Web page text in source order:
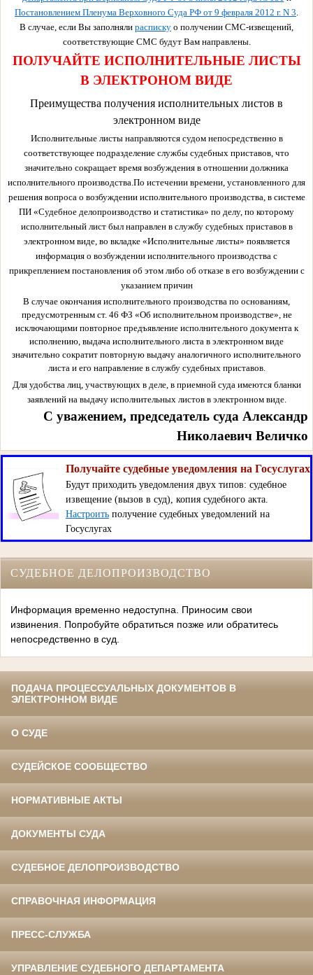
Постановлением Пленума Верховного Суда РФ от 9 февраля 2012 г. N 3
В случае, если Вы заполняли расписку о получении СМС-извещений,
соответствующие СМС будут Вам направлены.
ПОЛУЧАЙТЕ ИСПОЛНИТЕЛЬНЫЕ ЛИСТЫ
В ЭЛЕКТРОНОМ ВИДЕ
Преимущества получения исполнительных листов в
электронном виде
Исполнительные листы направляются судом непосредственно в
соответствующее подразделение службы судебных приставов, что
значительно сокращает время возбуждения в отношении должника
исполнительного производства.По истечении времени, установленного для
решения вопроса о возбуждении исполнительного производства, в системе
ПИ «Судебное делопроизводство и статистика» по делу, по которому
исполнительный лист был направлен в службу судебных приставов в
электронном виде, во вкладке «Исполнительные листы» появляется
информация о возбуждении исполнительного производства с
прикреплением постановления об этом либо об отказе в его возбуждении с
указанием причин
В случае окончания исполнительного производства по основаниям,
предусмотренным ст. 46 ФЗ «Об исполнительном производстве», не
исключающими повторное предъявление исполнительного документа к
исполнению, выдача исполнительного листа в электронном виде
значительно сократит повторную выдачу аналогичного исполнительного
листа и его направление в службу судебных приставов.
Для удобства лиц, участвующих в деле, в приемной суда имеются бланки
заявлений на выдачу исполнительных листов в электронном виде.
С уважением, председатель суда Александр
Николаевич Величко
Получайте судебные уведомления на Госуслугах
Будут приходить уведомления двух типов: судебное
извещение (вызов в суд), копия судебного акта.
Настроитьполучение судебных уведомлений на
Госуслугах
СУДЕБНОЕ ДЕЛОПРОИЗВОДСТВО
Информация временно недоступна. Приносим свои
извинения. Попробуйте обратиться позже или обратитесь
непосредственно в суд.
ПОДАЧА ПРОЦЕССУАЛЬНЫХ ДОКУМЕНТОВ В
ЭЛЕКТРОННОМ ВИДЕ
О СУДЕ
СУДЕЙСКОЕ СООБЩЕСТВО
НОРМАТИВНЫЕ АКТЫ
ДОКУМЕНТЫ СУДА
СУДЕБНОЕ ДЕЛОПРОИЗВОДСТВО
СПРАВОЧНАЯ ИНФОРМАЦИЯ
ПРЕСС-СЛУЖБА
УПРАВЛЕНИЕ СУДЕБНОГО ДЕПАРТАМЕНТА